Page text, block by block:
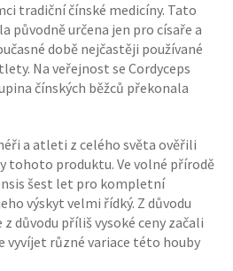
tradiční čínské medicíny. Tato
původně určena jen pro císaře a
době nejčastěji používané
Na veřejnost se Cordyceps
čínských běžců překonala
a atleti z celého světa ověřili
tohoto produktu. Ve volné přírodě
šest let pro kompletní
výskyt velmi řídký. Z důvodu
důvodu příliš vysoké ceny začali
vyvíjet různé variace této houby